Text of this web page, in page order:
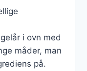
i ovn med
måder, man
på.